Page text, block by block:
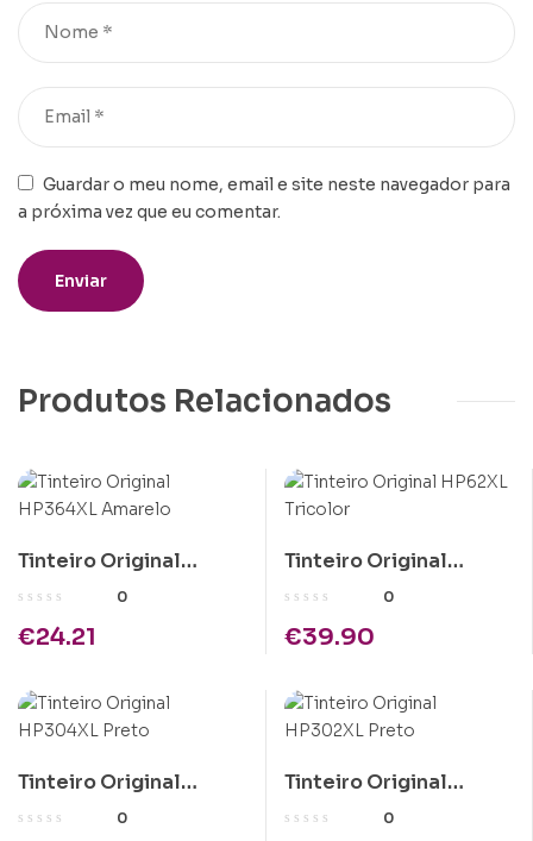
Guardar o meu nome, email e site neste navegador para
a próxima vez que eu comentar.
Produtos Relacionados
Tinteiro Original
HP364XL Amarelo
0
€24.21
Tinteiro Original
HP62XL Tricolor
0
€39.90
Tinteiro Original
HP304XL Preto
0
Tinteiro Original
HP302XL Preto
0